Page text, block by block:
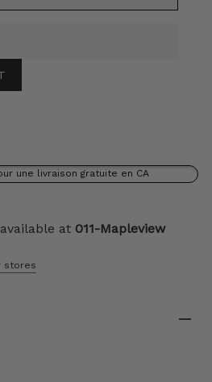
une livraison gratuite en CA
at 011-Mapleview
stores